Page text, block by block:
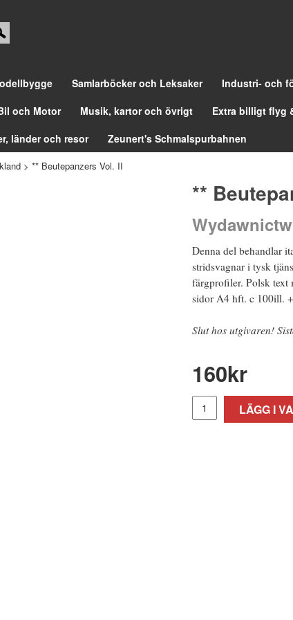
Samlarböcker och Leksaker
Industri- och
och Motor Musik, kartor och övrigt Extra billigt flyg
länder och resor Zeunert's Schmalspurbahnen
> ** Beutepanzers Vol. II
**
Denna del behandlar
stridsvagnar i tysk
färgprofiler. Polsk text
sidor A4 hft. c 100ill.
Slut hos utgivaren!
160kr
LÄGG I